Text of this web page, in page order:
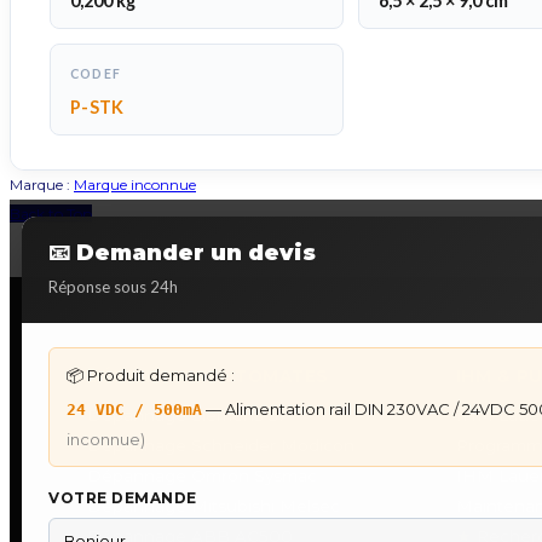
CODEF
P-STK
Marque : Marque inconnue
📧 Demander un devis
Réponse sous 24h
📦 Produit demandé :
24 VDC / 500mA — Alimentation rail DIN 230VAC / 24VDC
inconnue)
VOTRE DEMANDE
Back to Top
DÉPANNAGE AUTOMATES
Dépannage Siemens S7
Dépannage Schneider Modicon
Dépannage Mitsubishi Melsec
Dépannage ABB AC500
IHM
IHM